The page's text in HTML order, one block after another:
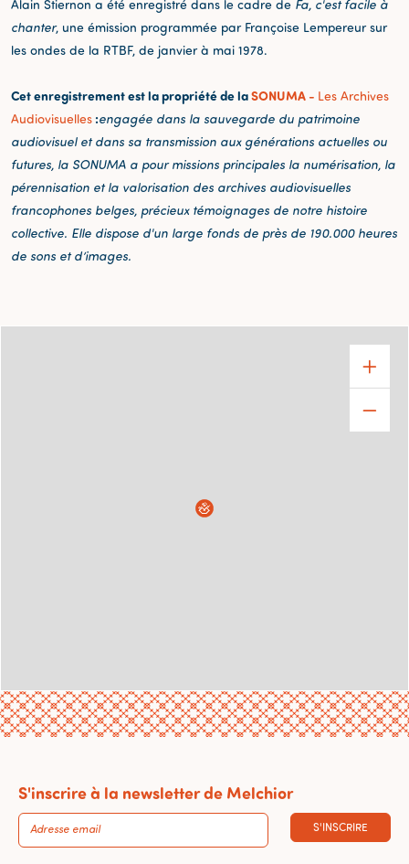
Alain Stiernon a été enregistré dans le cadre de Fa, c'est facile à
chanter, une émission programmée par Françoise Lempereur sur
les ondes de la RTBF, de janvier à mai 1978.
Cet enregistrement est la propriété de laSONUMA - Les Archives
Audiovisuelles :engagée dans la sauvegarde du patrimoine
audiovisuel et dans sa transmission aux générations actuelles ou
futures, la SONUMA a pour missions principales la numérisation, la
pérennisation et la valorisation des archives audiovisuelles
francophones belges, précieux témoignages de notre histoire
collective. Elle dispose d'un large fonds de près de 190.000 heures
de sons et d’images.
S'inscrire à la newsletter de Melchior
S'INSCRIRE